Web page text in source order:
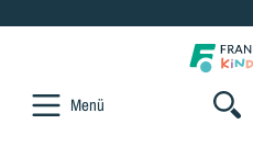
springen
Menü